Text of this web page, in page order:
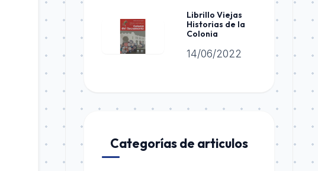
Librillo Viejas
Historias de la
Colonia
14/06/2022
Categorías de articulos